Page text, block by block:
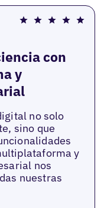
con
y
no solo
sino que
y
nos
nuestras